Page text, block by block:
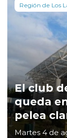
Región de Los
El club
queda
pelea
Martes 4 de